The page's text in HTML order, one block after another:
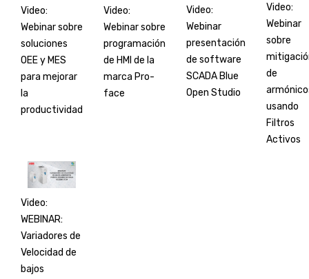
Video:
Webinar sobre
soluciones
OEE y MES
para mejorar
la
productividad
Video:
Webinar sobre
programación
de HMI de la
marca Pro-
face
Video:
Webinar
presentación
de software
SCADA Blue
Open Studio
Video:
Webinar
sobre
de
usando
Filtros
Activos
Video:
WEBINAR:
Variadores de
Velocidad de
bajos